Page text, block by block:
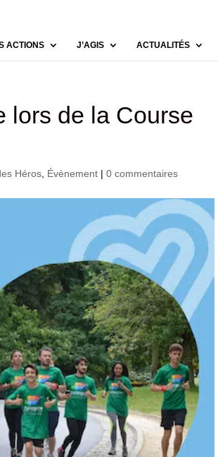
ACTIONS J’AGIS ACTUALITÉS
lors de la Course
Héros Évènement |0 commentaires